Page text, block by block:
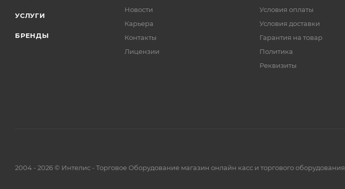
УСЛУГИ
БРЕНДЫ
Новости
Карьера
Контакты
Лицензии
Условия оплаты
Условия доставки
Гарантия на товар
Политика
Реквизиты
2004 - 2026 © Интелис - Торговое Оборудование магазин онлайн касс и торгового оборудования.